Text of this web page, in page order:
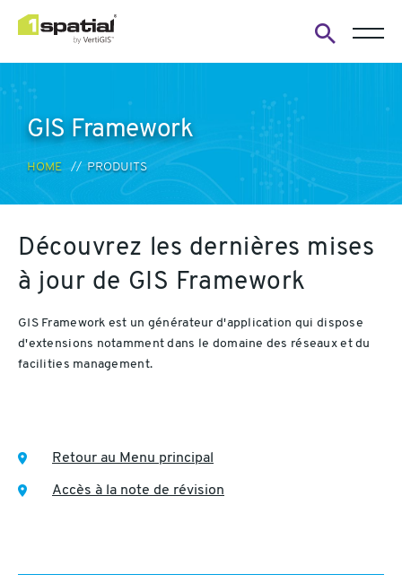
GIS Framework
HOME PRODUITS
Découvrez les dernières mises
à jour de GIS Framework
GIS Framework est un générateur d'application qui dispose
d'extensions notamment dans le domaine des réseaux et du
facilities management.
Retour au Menu principal
Accès à la note de révision